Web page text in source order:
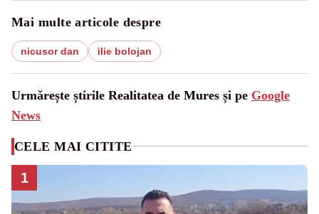
Mai multe articole despre
nicusor dan ilie bolojan
Urmărește știrile Realitatea de Mures și pe Google
News
CELE MAI CITITE
1